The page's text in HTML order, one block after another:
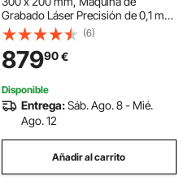
Grabado Láser Precisión de 0,1 mm
Velocidad 300 mm/s, Compatible
con LightBurn GRBL CorelDraw
AutoCAD, para Bricolaje en Madera
Acrílico Vidrio
(6)
87990€
Disponible
Entrega:Sáb. Ago. 8 - Mié.
Ago. 12
Añadir al carrito